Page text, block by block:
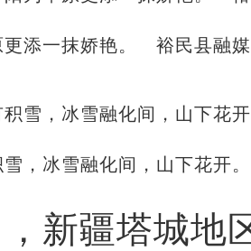
更添一抹娇艳。 裕民县融
雪，冰雪融化间，山下花开
疆塔城地